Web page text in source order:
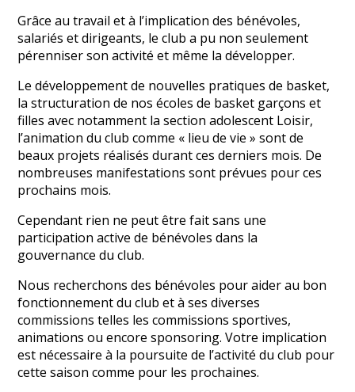
Grâce au travail et à l’implication des bénévoles,
salariés et dirigeants, le club a pu non seulement
pérenniser son activité et même la développer.
Le développement de nouvelles pratiques de basket,
la structuration de nos écoles de basket garçons et
filles avec notamment la section adolescent Loisir,
l’animation du club comme « lieu de vie » sont de
beaux projets réalisés durant ces derniers mois. De
nombreuses manifestations sont prévues pour ces
prochains mois.
Cependant rien ne peut être fait sans une
participation active de bénévoles dans la
gouvernance du club.
Nous recherchons des bénévoles pour aider au bon
fonctionnement du club et à ses diverses
commissions telles les commissions sportives,
animations ou encore sponsoring. Votre implication
est nécessaire à la poursuite de l’activité du club pour
cette saison comme pour les prochaines.